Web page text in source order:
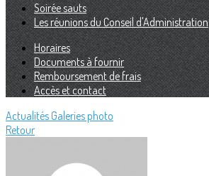
Soirée sauts
Les réunions du Conseil d'Administration
Horaires
Documents à fournir
Remboursement de frais
Accès et contact
Actualités Galeries photo
Retour